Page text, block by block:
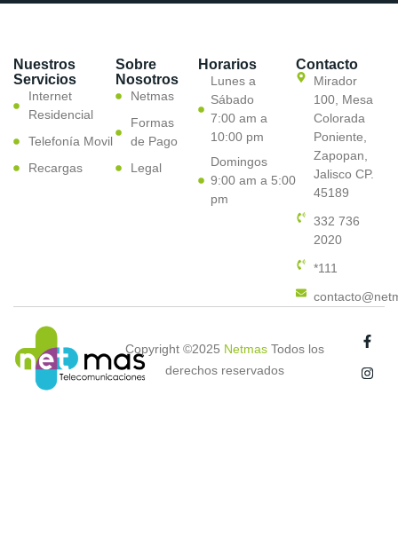
Nuestros
Servicios
Internet
Residencial
Telefonía Movil
Recargas
Sobre
Nosotros
Netmas
Formas
de Pago
Legal
Horarios
Lunes a
Sábado
7:00 am a
10:00 pm
Domingos
9:00 am a 5:00
pm
Contacto
Mirador
100, Mesa
Colorada
Poniente,
Zapopan,
Jalisco CP.
45189
332 736
2020
*111
Copyright ©2025 NetmasTodos los
derechos reservados